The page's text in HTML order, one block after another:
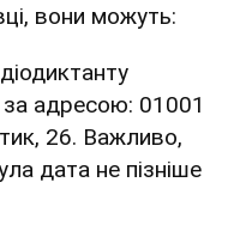
вони можуть:
адресою: 01001
26. Важливо,
дата не пізніше